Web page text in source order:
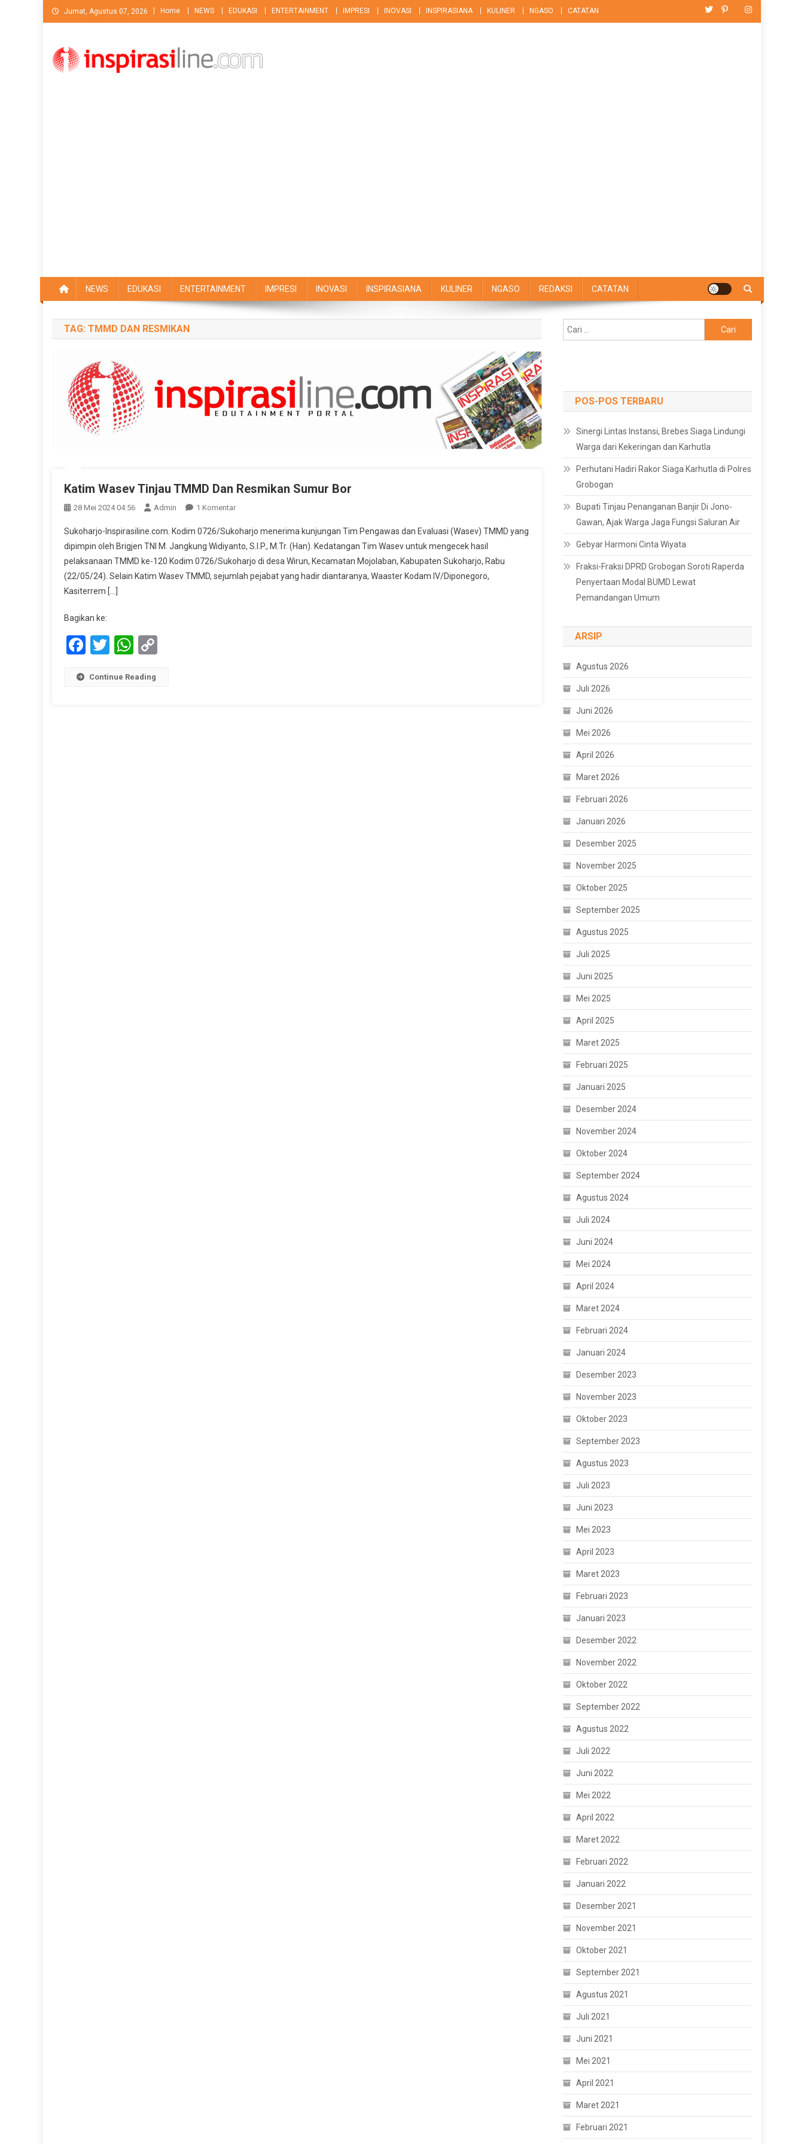
Skip
to
Jumat, Agustus 07, 2026 Home NEWS EDUKASI ENTERTAINMENT IMPRESI INOVASI INSPIRASIANA KULINER NGASO CATATAN
NEWS EDUKASI ENTERTAINMENT IMPRESI INOVASI INSPIRASIANA KULINER NGASO REDAKSI CATATAN
TAG: TMMD DAN RESMIKAN
Katim Wasev Tinjau TMMD Dan Resmikan Sumur Bor
28 Mei 2024 04:56 Admin 1 KomentarPada
Wasev
Tinjau
TMMD
Dan
Sukoharjo-Inspirasiline.com. Kodim 0726/Sukoharjo menerima kunjungan Tim Pengawas dan Evaluasi (Wasev) TMMD yang
dipimpin oleh Brigjen TNI M. Jangkung Widiyanto, S.I.P., M.Tr. (Han). Kedatangan Tim Wasev untuk mengecek hasil
pelaksanaan TMMD ke-120 Kodim 0726/Sukoharjo di desa Wirun, Kecamatan Mojolaban, Kabupaten Sukoharjo, Rabu
(22/05/24). Selain Katim Wasev TMMD, sejumlah pejabat yang hadir diantaranya, Waaster Kodam IV/Diponegoro,
Kasiterrem […]
Bagikan ke:
Facebook
TwitterWhatsApp
Continue Reading
untuk:
POS-POS TERBARU
Sinergi Lintas Instansi, Brebes Siaga Lindungi
Warga dari Kekeringan dan Karhutla
Perhutani Hadiri Rakor Siaga Karhutla di Polres
Grobogan
Bupati Tinjau Penanganan Banjir Di Jono-
Gawan, Ajak Warga Jaga Fungsi Saluran Air
Gebyar Harmoni Cinta Wiyata
Fraksi-Fraksi DPRD Grobogan Soroti Raperda
Penyertaan Modal BUMD Lewat
Pemandangan Umum
ARSIP
Agustus 2026
Juli 2026
Juni 2026
Mei 2026
April 2026
Maret 2026
Februari 2026
Januari 2026
Desember 2025
November 2025
Oktober 2025
September 2025
Agustus 2025
Juli 2025
Juni 2025
Mei 2025
April 2025
Maret 2025
Februari 2025
Januari 2025
Desember 2024
November 2024
Oktober 2024
September 2024
Agustus 2024
Juli 2024
Juni 2024
Mei 2024
April 2024
Maret 2024
Februari 2024
Januari 2024
Desember 2023
November 2023
Oktober 2023
September 2023
Agustus 2023
Juli 2023
Juni 2023
Mei 2023
April 2023
Maret 2023
Februari 2023
Januari 2023
Desember 2022
November 2022
Oktober 2022
September 2022
Agustus 2022
Juli 2022
Juni 2022
Mei 2022
April 2022
Maret 2022
Februari 2022
Januari 2022
Desember 2021
November 2021
Oktober 2021
September 2021
Agustus 2021
Juli 2021
Juni 2021
Mei 2021
April 2021
Maret 2021
Februari 2021